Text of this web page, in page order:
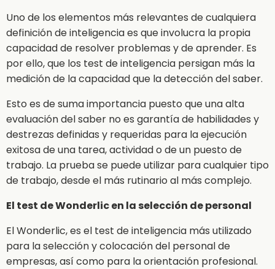
Uno de los elementos más relevantes de cualquiera
definición de inteligencia es que involucra la propia
capacidad de resolver problemas y de aprender. Es
por ello, que los test de inteligencia persigan más la
medición de la capacidad que la detección del saber.
Esto es de suma importancia puesto que una alta
evaluación del saber no es garantía de habilidades y
destrezas definidas y requeridas para la ejecución
exitosa de una tarea, actividad o de un puesto de
trabajo. La prueba se puede utilizar para cualquier tipo
de trabajo, desde el más rutinario al más complejo.
El test de Wonderlic en la selección de personal
El Wonderlic, es el test de inteligencia más utilizado
para la selección y colocación del personal de
empresas, así como para la orientación profesional.